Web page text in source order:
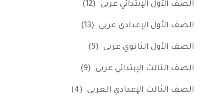
الصف الأول الإبتدائي عربى (12)
الصف الأول الإعدادي عربى (13)
الصف الأول الثانوي عربى (5)
الصف الثالث الإبتدائي عربى (9)
الصف الثالث الإعدادي العربى (4)